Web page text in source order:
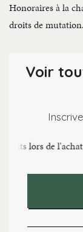
Honoraires à la
droits de mutation.
Voir
de l'achat d'une